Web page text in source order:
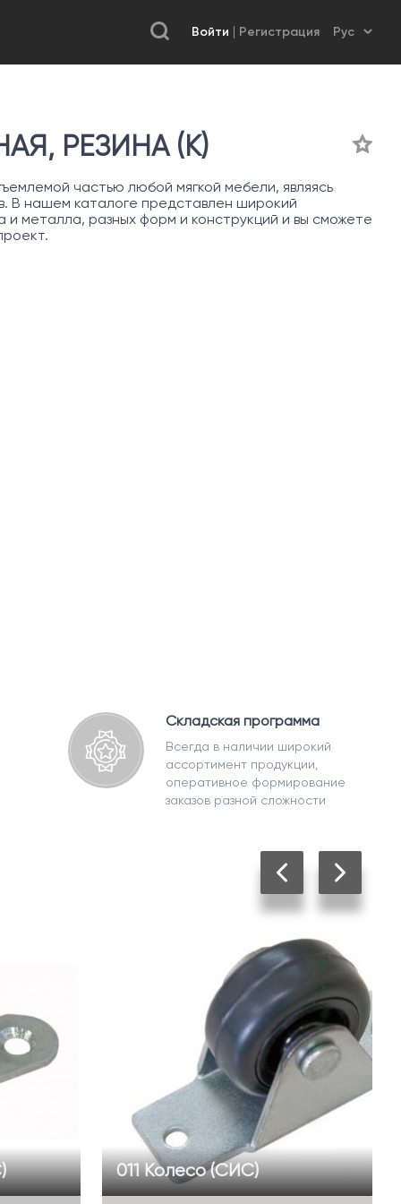
Войти Регистрация
РЕЗИНА (К)
частью любой мягкой мебели, являясь
В нашем каталоге представлен широкий
металла, разных форм и конструкций и вы сможете
Складская программа
Всегда в наличии широкий
ассортимент продукции,
оперативное формирование
заказов разной сложности
011 Колесо (СИС)